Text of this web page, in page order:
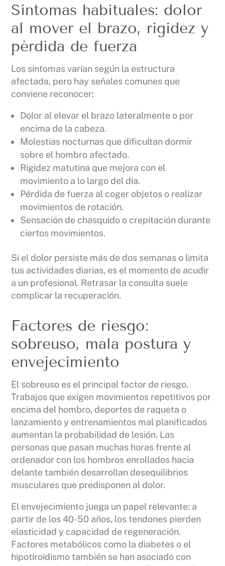
Síntomas habituales: dolor
al mover el brazo, rigidez y
pérdida de fuerza
Los síntomas varían según la estructura
afectada, pero hay señales comunes que
conviene reconocer:
Dolor al elevar el brazo lateralmente o por
encima de la cabeza.
Molestias nocturnas que dificultan dormir
sobre el hombro afectado.
Rigidez matutina que mejora con el
movimiento a lo largo del día.
Pérdida de fuerza al coger objetos o realizar
movimientos de rotación.
Sensación de chasquido o crepitación durante
ciertos movimientos.
Si el dolor persiste más de dos semanas o limita
tus actividades diarias, es el momento de acudir
a un profesional. Retrasar la consulta suele
complicar la recuperación.
Factores de riesgo:
sobreuso, mala postura y
envejecimiento
El sobreuso es el principal factor de riesgo.
Trabajos que exigen movimientos repetitivos por
encima del hombro, deportes de raqueta o
lanzamiento y entrenamientos mal planificados
aumentan la probabilidad de lesión. Las
personas que pasan muchas horas frente al
ordenador con los hombros enrollados hacia
delante también desarrollan desequilibrios
musculares que predisponen al dolor.
El envejecimiento juega un papel relevante: a
partir de los 40-50 años, los tendones pierden
elasticidad y capacidad de regeneración.
Factores metabólicos como la diabetes o el
hipotiroidismo también se han asociado con